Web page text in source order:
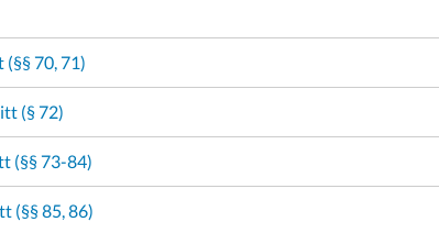
70, 71)
(§ 72)
(§§ 73-84)
(§§ 85, 86)